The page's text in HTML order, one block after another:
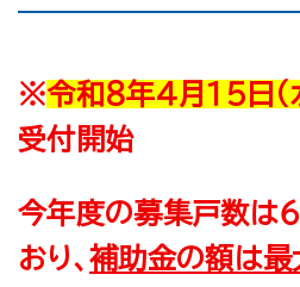
※令和８年４月１５日（
受付開始
今年度の募集戸数は
おり、 補助金の額は最